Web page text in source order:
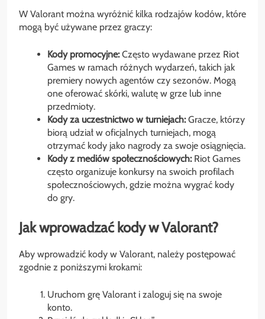
W Valorant można wyróżnić kilka rodzajów kodów, które
mogą być używane przez graczy:
Kody promocyjne:Często wydawane przez Riot
Games w ramach różnych wydarzeń, takich jak
premiery nowych agentów czy sezonów. Mogą
one oferować skórki, walutę w grze lub inne
przedmioty.
Kody za uczestnictwo w turniejach:Gracze, którzy
biorą udział w oficjalnych turniejach, mogą
otrzymać kody jako nagrody za swoje osiągnięcia.
Kody z mediów społecznościowych:Riot Games
często organizuje konkursy na swoich profilach
społecznościowych, gdzie można wygrać kody
do gry.
Jak wprowadzać kody w Valorant?
Aby wprowadzić kody w Valorant, należy postępować
zgodnie z poniższymi krokami:
Uruchom grę Valorant i zaloguj się na swoje
konto.